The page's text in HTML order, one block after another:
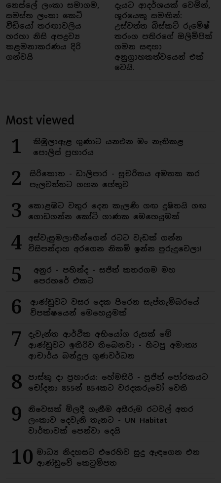
නෙස්ලේ ලංකා සමාගම,
සමස්ත ලංකා කෙටි
වීඩියෝ තරඟාවලිය
හරහා නිසි අපද්‍රව්‍ය
කළමනාකරණය දිරි
ගන්වයි
දැයට ආදර්ශයක් වෙමින්,
ශූරයෙකු සමඟින්:
උස්වත්ත බිස්කට් රුමේෂ්
තරංග පතිරගේ ඔලිම්පික්
ගමන සඳහා
අනුග්‍රාහකත්වයෙන් එක්
වෙයි.
Most viewed
1
කිඹුලාඇළ ගුණාට යනඑන මං නැතිකළ
පොලිස් ප්‍රහාරය
2
සිරිකොත - ඩාලිපාර - සුචරිතය අමතක කර
පැලවත්තට ගහන හේතුව
3
කොළඹට වතුර දෙන කැලණි ගඟ දුෂිතයි ගඟ
ගොඩගන්න කෝටි ගාණක මෙහෙයුමක්
4
අස්වැසුමලාභීන්ගෙන් රටට වැඩක් ගන්න
විසිපන්දාහ අරගෙන නිකම් ඉන්න පුරුදුවෙලා!
5
අනුර - පහින්ද - සජිත් කතරගම මහ
පෙරහරේ එකට
6
ආණ්ඩුවට වසර දෙක පිරෙන සැප්තැම්බරයේ
විපක්ෂයෙන් මෙහෙයුමක්
7
දැවැන්ත ආර්ථික අභියෝග රුසක් මේ
ආණ්ඩුවට ඉතිරිව තිබෙනවා - හිටපු අමාත්‍ය
ආචාර්ය බන්දුල ගුණවර්ධන
8
පාස්කු දා ප්‍රහාරය: හේමසිරි - පූජිත් පෝරකයට
චෝදනා 855න් 854කට වරදකරුවෝ වෙති
9
නිවෙසක් මිලදී ගැනීම අසීරුම රටවල් අතර
ලංකාව දෙවැනි තැනට - UN Habitat
වාර්තාවක් පෙන්වා දෙයි
10 මාධ්‍ය නිදහසට එරෙහිව සුදු ඇඳගෙන එන
ආණ්ඩුවේ කෙටුම්පත